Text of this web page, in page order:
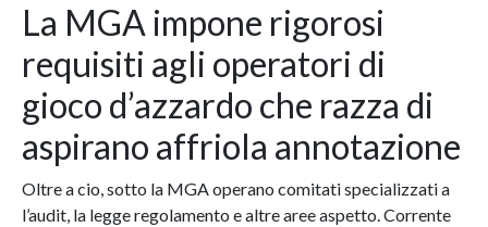
La MGA impone rigorosi
requisiti agli operatori di
gioco d’azzardo che razza di
aspirano affriola annotazione
Oltre a cio, sotto la MGA operano comitati specializzati a
l’audit, la legge regolamento e altre aree aspetto. Corrente